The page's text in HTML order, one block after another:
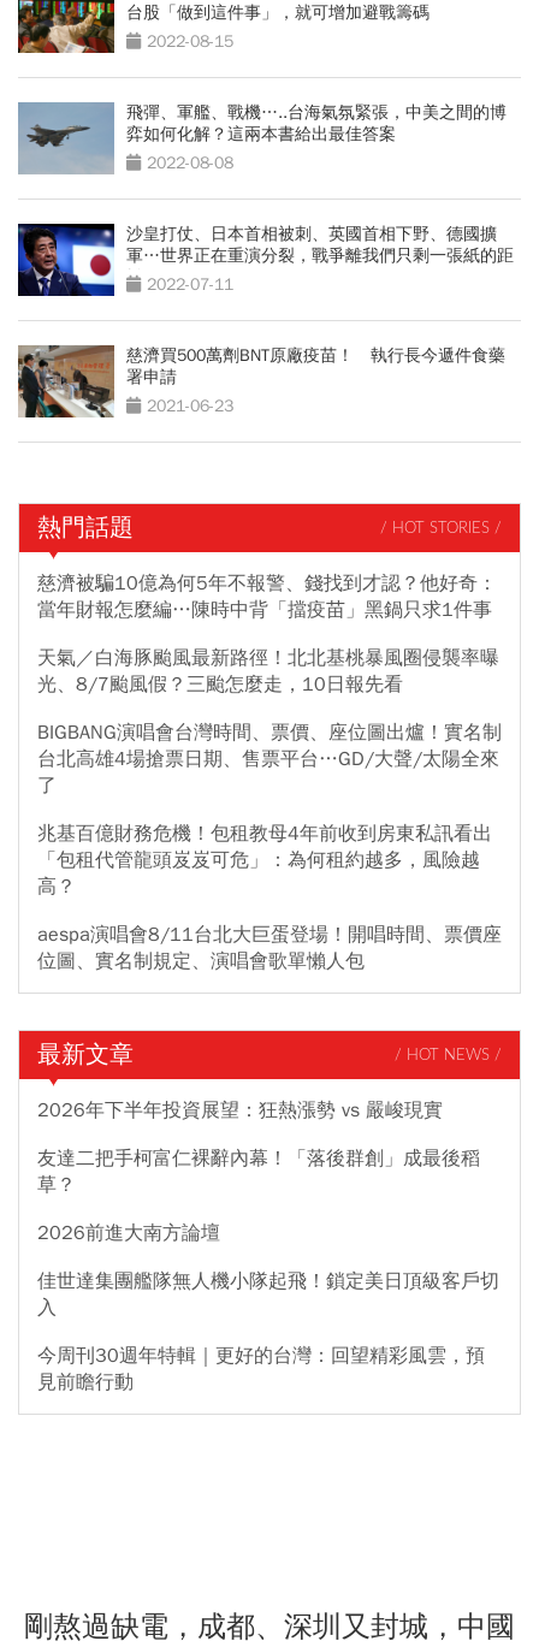
台股「做到這件事」，就可增加避戰籌碼
2022-08-15
飛彈、軍艦、戰機…..台海氣氛緊張，中美之間的博
弈如何化解？這兩本書給出最佳答案
2022-08-08
沙皇打仗、日本首相被刺、英國首相下野、德國擴
軍…世界正在重演分裂，戰爭離我們只剩一張紙的距
離 2022-07-11
慈濟買500萬劑BNT原廠疫苗！ 執行長今遞件食藥
署申請
2021-06-23
熱門話題 / HOT STORIES /
慈濟被騙10億為何5年不報警、錢找到才認？他好奇：
當年財報怎麼編…陳時中背「擋疫苗」黑鍋只求1件事
天氣／白海豚颱風最新路徑！北北基桃暴風圈侵襲率曝
光、8/7颱風假？三颱怎麼走，10日報先看
BIGBANG演唱會台灣時間、票價、座位圖出爐！實名制
台北高雄4場搶票日期、售票平台…GD/大聲/太陽全來
了
兆基百億財務危機！包租教母4年前收到房東私訊看出
「包租代管龍頭岌岌可危」：為何租約越多，風險越
高？
aespa演唱會8/11台北大巨蛋登場！開唱時間、票價座
位圖、實名制規定、演唱會歌單懶人包
最新文章 / HOT NEWS /
2026年下半年投資展望：狂熱漲勢 vs 嚴峻現實
友達二把手柯富仁裸辭內幕！「落後群創」成最後稻
草？
2026前進大南方論壇
佳世達集團艦隊無人機小隊起飛！鎖定美日頂級客戶切
入
今周刊30週年特輯｜更好的台灣：回望精彩風雲，預
見前瞻行動
剛熬過缺電，成都、深圳又封城，中國